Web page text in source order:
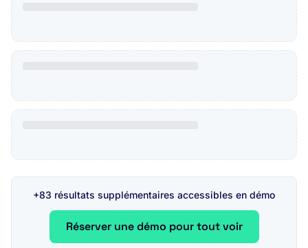
+83 résultats supplémentaires accessibles en démo
Réserver une démo pour tout voir